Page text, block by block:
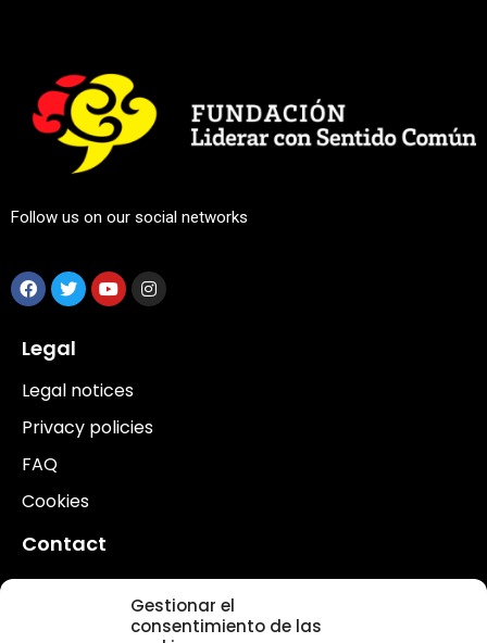
Gestionar el
consentimiento de las
Follow us on our social networks
Legal
Legal notices
Privacy policies
FAQ
Cookies
Contact
Contact